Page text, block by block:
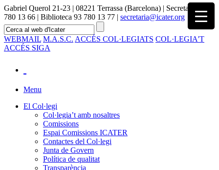
Gabriel Querol 21-23 | 08221 Terrassa (Barcelona) | Secretaria 93
780 13 66 | Biblioteca 93 780 13 77 | secretaria@icater.org
WEBMAIL M.A.S.C. ACCÉS COL·LEGIATS COL·LEGIA'T
ACCÉS SIGA
Menu
El Col·legi
Col·legia’t amb nosaltres
Comissions
Espai Comissions ICATER
Contactes del Col·legi
Junta de Govern
Política de qualitat
Transparència